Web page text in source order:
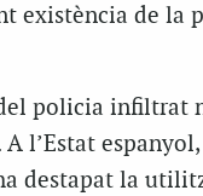
existència de la
policia infiltrat
l’Estat
destapat la